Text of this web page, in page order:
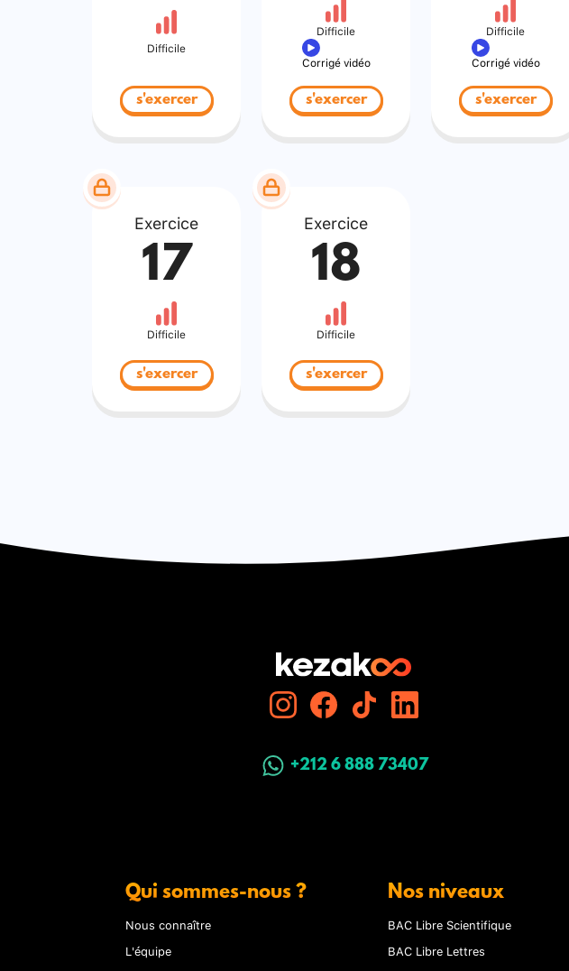
Difficile
s'exercer
Difficile
Corrigé vidéo
s'exercer
Difficile
Corrigé vidéo
s'exercer
Exercice
17
Difficile
s'exercer
Exercice
18
Difficile
s'exercer
+212 6 888 73407
Qui sommes-nous ?
Nous connaître
L'équipe
Nos niveaux
BAC Libre Scientifique
BAC Libre Lettres